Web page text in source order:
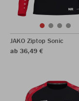
JAKO Ziptop Sonic
ab 36,49 €